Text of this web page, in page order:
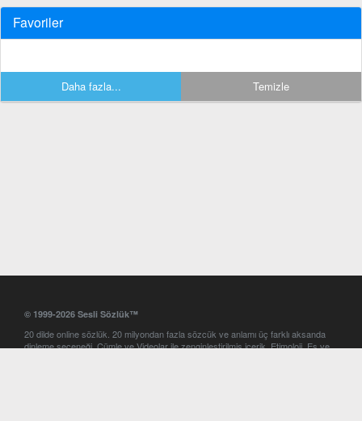
Favoriler
Daha fazla... Temizle
© 1999-2026 Sesli Sözlük™
20 dilde online sözlük. 20 milyondan fazla sözcük ve anlamı üç farklı aksanda
dinleme seçeneği. Cümle ve Videolar ile zenginleştirilmiş içerik. Etimoloji, Eş ve